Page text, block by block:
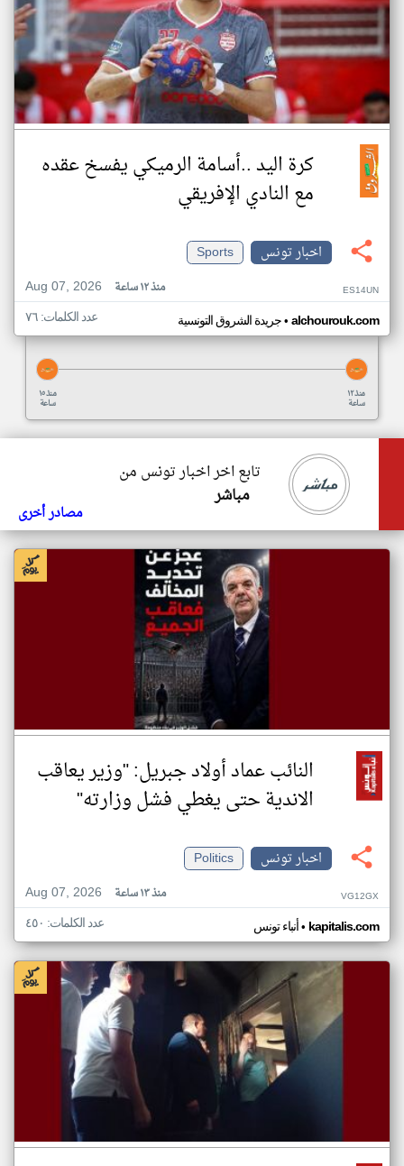
كرة اليد ..أسامة الرميكي يفسخ عقده
مع النادي الإفريقي
اخبار تونس
Sports
Aug 07, 2026
منذ ١٢ ساعة ES14UN
جريدة الشروق التونسية• alchourouk.com عدد الكلمات: ٧٦
منذ ١٥
ساعة
منذ ١٢
ساعة
تابع اخر اخبار تونس من
مباشر
مصادر أخرى
النائب عماد أولاد جبريل: "وزير يعاقب
الاندية حتى يغطي فشل وزارته"
اخبار تونس
Politics
Aug 07, 2026
منذ ١٣ ساعة VG12GX
أنباء تونس• kapitalis.com عدد الكلمات: ٤٥٠